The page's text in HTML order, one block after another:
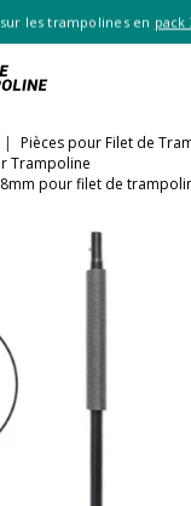
sur les trampolines en pack
Pièces pour Filet de
Trampoline
pour filet de